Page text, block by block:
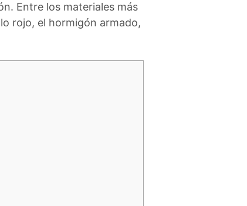
Entre los materiales más
rojo, el hormigón armado,